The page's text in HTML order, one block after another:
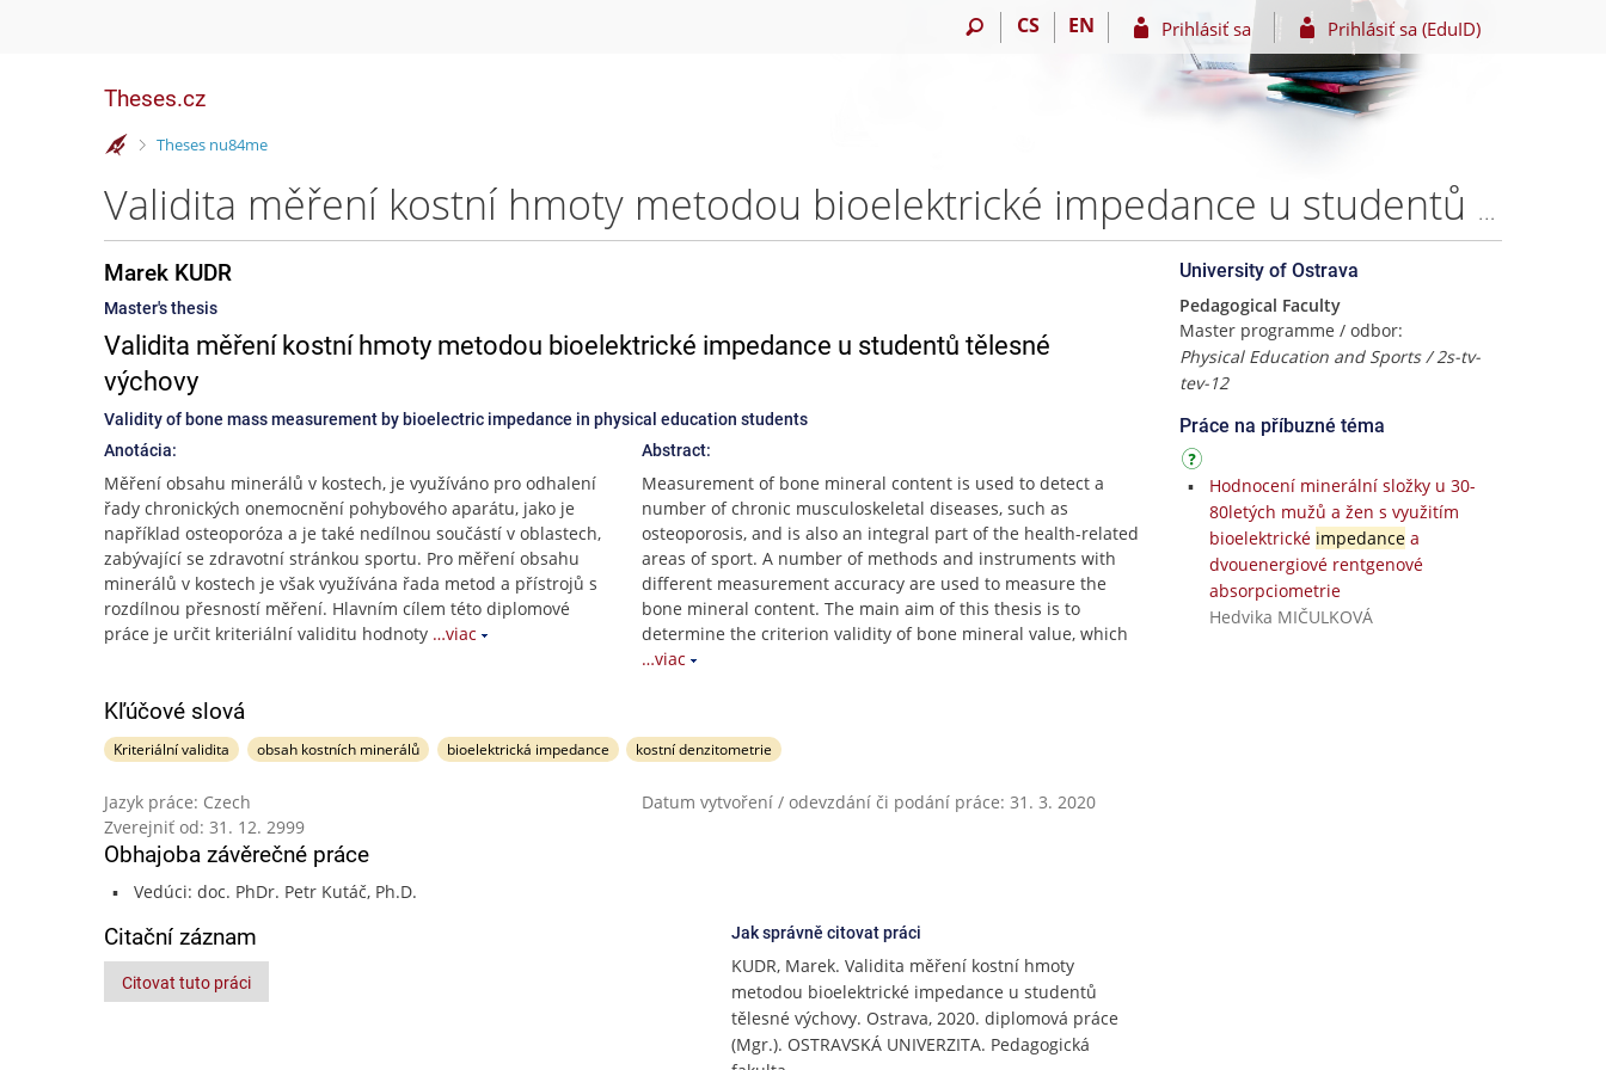
CS EN Prihlásiť sa Prihlásiť sa (EduID)
Theses.cz
>
Theses nu84me
Validita měření kostní hmoty metodou bioelektrické impedance u studentů tělesné výchovy – Marek KUDR
Marek KUDR
Master's thesis
Validita měření kostní hmoty metodou bioelektrické impedance u studentů tělesné
výchovy
Validity of bone mass measurement by bioelectric impedance in physical education students
Anotácia:
Měření obsahu minerálů v kostech, je využíváno pro odhalení
řady chronických onemocnění pohybového aparátu, jako je
například osteoporóza a je také nedílnou součástí v oblastech,
zabývající se zdravotní stránkou sportu. Pro měření obsahu
minerálů v kostech je však využívána řada metod a přístrojů s
rozdílnou přesností měření. Hlavním cílem této diplomové
práce je určit kriteriální validitu hodnoty …viac
Abstract:
Measurement of bone mineral content is used to detect a
number of chronic musculoskeletal diseases, such as
osteoporosis, and is also an integral part of the health-related
areas of sport. A number of methods and instruments with
different measurement accuracy are used to measure the
bone mineral content. The main aim of this thesis is to
determine the criterion validity of bone mineral value, which
…viac
Kľúčové slová
Kriteriální validita obsah kostních minerálů bioelektrická impedance kostní denzitometrie
Jazyk práce: Czech
Datum vytvoření / odevzdání či podání práce: 31. 3. 2020
Zverejniť od: 31. 12. 2999
Obhajoba závěrečné práce
Vedúci: doc. PhDr. Petr Kutáč, Ph.D.
Citační záznam
Citovat tuto práci
Jak správně citovat práci
KUDR, Marek. Validita měření kostní hmoty
metodou bioelektrické impedance u studentů
tělesné výchovy. Ostrava, 2020. diplomová práce
(Mgr.). OSTRAVSKÁ UNIVERZITA. Pedagogická
University of Ostrava
Pedagogical Faculty
Master programme / odbor:
Physical Education and Sports / 2s-tv-
tev-12
Práce na příbuzné téma
Hodnocení minerální složky u 30-
80letých mužů a žen s využitím
bioelektrické impedancea
dvouenergiové rentgenové
absorpciometrie
Hedvika MIČULKOVÁ